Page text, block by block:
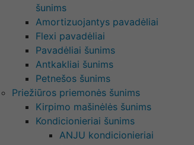
šunims
Amortizuojantys pavadėliai
Flexi pavadėliai
Pavadėliai šunims
Antkakliai šunims
Petnešos šunims
Priežiūros priemonės šunims
Kirpimo mašinėlės šunims
Kondicionieriai šunims
ANJU kondicionieriai